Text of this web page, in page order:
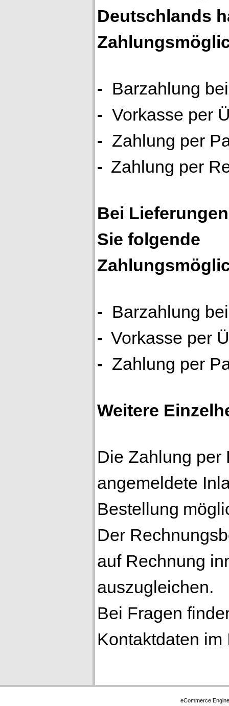
Deutschlands
- Barzahlung
- Vorkasse per
- Zahlung per
- Zahlung per
Bei
Sie folgende
- Barzahlung
- Vorkasse per
- Zahlung per
Weitere
Die Zahlung
angemeldete
Bestellung
Der
auf Rechnung
auszugleichen.
Bei Fragen
Kontaktdaten im
eCommerce